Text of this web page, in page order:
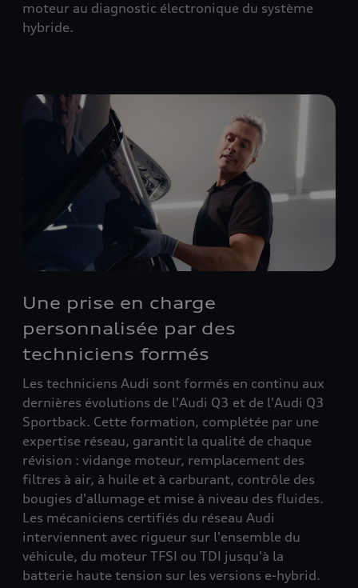
moteur au diagnostic électronique du système
hybride.
Une prise en charge
personnalisée par des
techniciens formés
Les techniciens Audi sont formés en continu aux
dernières évolutions de l'Audi Q3 et de l'Audi Q3
Sportback. Cette formation, complétée par une
expertise réseau, garantit la qualité de chaque
révision : vidange moteur, remplacement des
filtres à air, à huile et à carburant, contrôle des
bougies d'allumage et mise à niveau des fluides.
Les mécaniciens certifiés du réseau Audi
interviennent avec rigueur sur l'ensemble du
véhicule, du moteur TFSI ou TDI jusqu'à la
batterie haute tension sur les versions e-hybrid.